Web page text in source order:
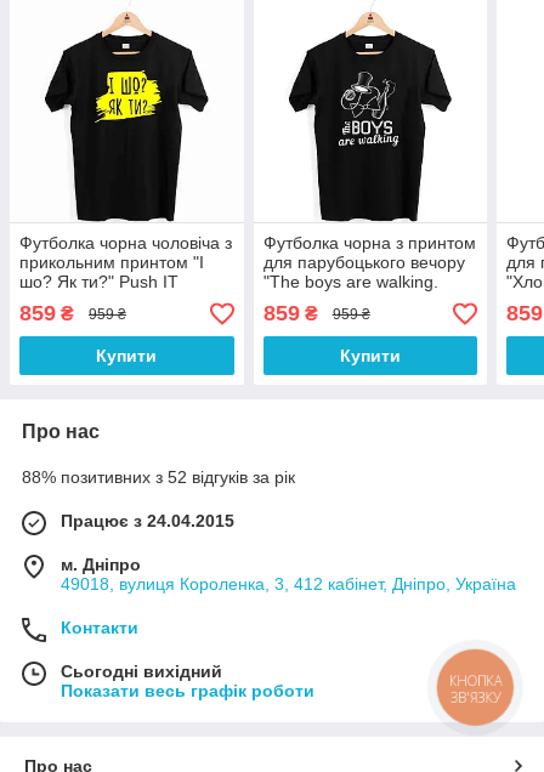
Футболка чорна чоловіча з
прикольним принтом "І
шо? Як ти?" Push IT
859 ₴ 959 ₴
Купити
Футболка чорна з принтом
для парубоцького вечору
"The boys are walking.
Парубоцька вечірка" Push
IT
859₴ 959 ₴
Купити
для
IT
859
Про нас
88% позитивних з 52 відгуків за рік
Працює з 24.04.2015
м. Дніпро
49018, вулиця Короленка, 3, 412 кабінет, Дніпро, Україна
Контакти
Сьогодні вихідний
Показати весь графік роботи
Про нас
КНОПКА
ЗВ'ЯЗКУ